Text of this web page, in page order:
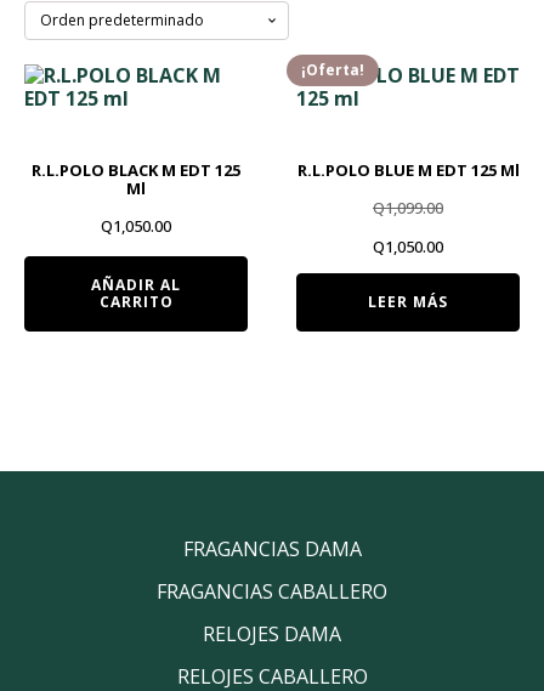
R.L.POLO BLACK M EDT 125
Ml
Q1,050.00
AÑADIR AL
CARRITO
¡Oferta!
R.L.POLO BLUE M EDT 125 Ml
Q1,099.00
El
Q1,050.00El
LEER MÁS
FRAGANCIAS DAMA
FRAGANCIAS CABALLERO
RELOJES DAMA
RELOJES CABALLERO